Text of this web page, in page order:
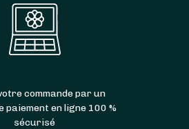
commande par un
paiement en ligne 100 %
sécurisé